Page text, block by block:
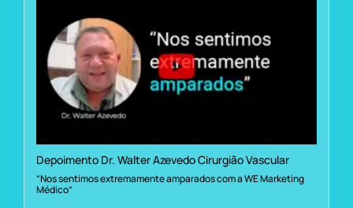
Depoimento Dr. Walter Azevedo Cirurgião Vascular
“Nos sentimos extremamente amparados com a WE Marketing
Médico”